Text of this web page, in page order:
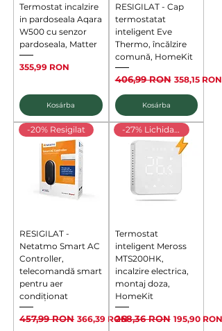
Termostat incalzire
in pardoseala Aqara
W500 cu senzor
pardoseala, Matter
Ár
355,99 RON
Kosárba
RESIGILAT - Cap
termostatat
inteligent Eve
Thermo, încălzire
comună, HomeKit
Szokásos ár
406,99 RON Akciós ár
358,15 RON
Kosárba
-20% Resigilat
RESIGILAT -
Netatmo Smart AC
Controller,
telecomandă smart
pentru aer
condiționat
Szokásos ár
457,99 RON Akciós ár
366,39 RON
-27% Lichidare
Termostat
inteligent Meross
MTS200HK,
incalzire electrica,
montaj doza,
HomeKit
Szokásos ár
268,36 RON Akciós ár
195,90 RON